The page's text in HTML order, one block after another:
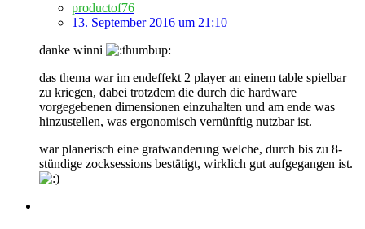
productof76
13. September 2016 um 21:10
danke winni
das thema war im endeffekt 2 player an einem table spielbar
zu kriegen, dabei trotzdem die durch die hardware
vorgegebenen dimensionen einzuhalten und am ende was
hinzustellen, was ergonomisch vernünftig nutzbar ist.
war planerisch eine gratwanderung welche, durch bis zu 8-
stündige zocksessions bestätigt, wirklich gut aufgegangen ist.